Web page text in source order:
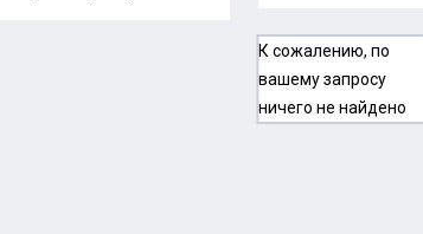
К сожалению, по
вашему запросу
ничего не найдено